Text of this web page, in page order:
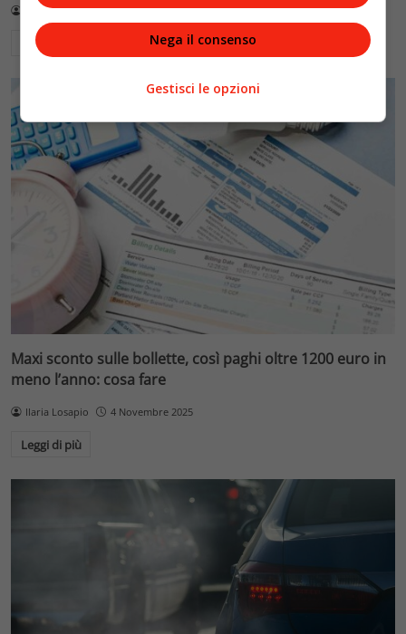
Redazione VelvetMAG 3 Luglio 2026
Leggi di più
Maxi sconto sulle bollette, così paghi oltre 1200 euro in
meno l’anno: cosa fare
Ilaria Losapio 4 Novembre 2025
Leggi di più
Nega il consenso
Gestisci le opzioni